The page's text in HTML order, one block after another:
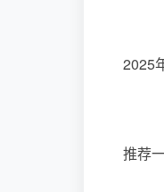
2025
推荐